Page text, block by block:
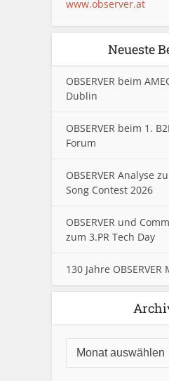
www.observer.at
Neueste
OBSERVER beim
Dublin
OBSERVER beim 1.
Forum
OBSERVER Analyse
Song Contest 2026
OBSERVER und
zum 3.PR Tech Day
130 Jahre OBSERVER